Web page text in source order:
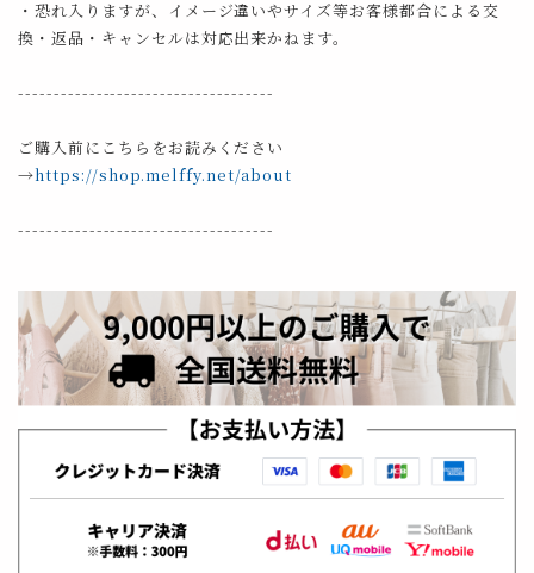
・恐れ入りますが、イメージ違いやサイズ等お客様都合による交
換・返品・キャンセルは対応出来かねます。
------------------------------------
ご購入前にこちらをお読みください
→https://shop.melffy.net/about
------------------------------------